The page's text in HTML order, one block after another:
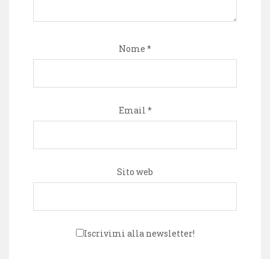
Nome *
Email *
Sito web
Iscrivimi alla newsletter!